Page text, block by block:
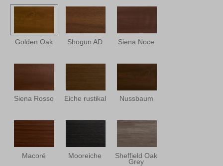
Golden Oak Shogun AD Siena Noce
Siena Rosso Eiche rustikal Nussbaum
Macoré Mooreiche Sheffield Oak
Grey